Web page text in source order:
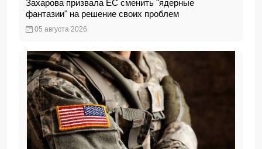
Захарова призвала ЕС сменить "ядерные
фантазии" на решение своих проблем
05 августа 2026